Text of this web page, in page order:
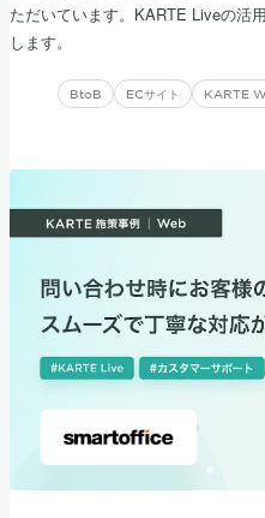
ただいています。KARTE Liveの活
します。
BtoB ECサイト KARTE